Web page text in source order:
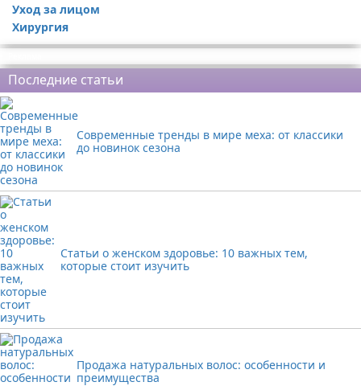
Уход за лицом
Хирургия
Последние статьи
Современные тренды в мире меха: от классики
до новинок сезона
Статьи о женском здоровье: 10 важных тем,
которые стоит изучить
Продажа натуральных волос: особенности и
преимущества